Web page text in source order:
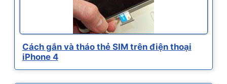
Cách gắn và tháo thẻ SIM trên điện thoại
iPhone 4